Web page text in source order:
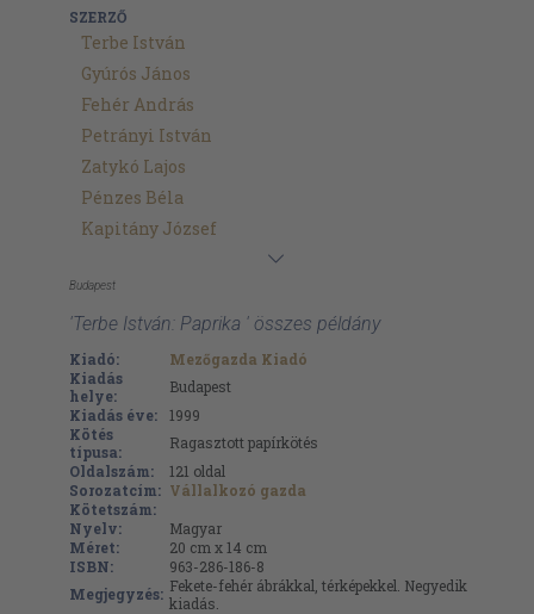
SZERZŐ
Terbe István
Gyúrós János
Fehér András
Petrányi István
Zatykó Lajos
Pénzes Béla
Kapitány József
Budapest
'Terbe István: Paprika ' összes példány
Kiadó:
Mezőgazda Kiadó
Kiadás
helye:
Budapest
Kiadás éve:
1999
Kötés
típusa:
Ragasztott papírkötés
Oldalszám:
121 oldal
Sorozatcím: Vállalkozó gazda
Kötetszám:
Nyelv:
Magyar
Méret:
20 cm x 14 cm
ISBN:
963-286-186-8
Megjegyzés: Fekete-fehér ábrákkal, térképekkel. Negyedik
kiadás.